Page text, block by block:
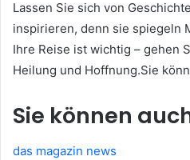
Lassen Sie sich von
inspirieren, denn sie spiegeln
Ihre Reise ist wichtig – gehen
Heilung und Hoffnung.Sie
Sie können
das magazin news